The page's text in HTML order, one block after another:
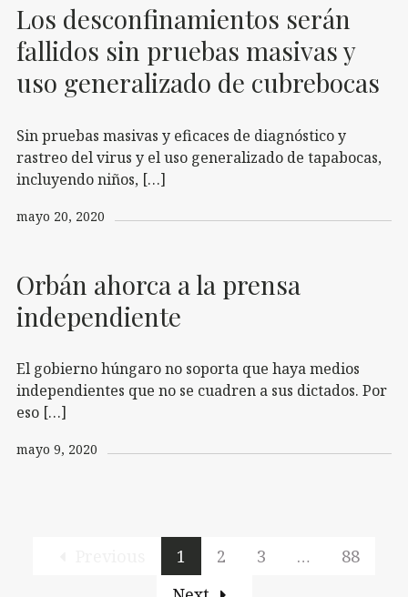
Los desconfinamientos serán
fallidos sin pruebas masivas y
uso generalizado de cubrebocas
Sin pruebas masivas y eficaces de diagnóstico y
rastreo del virus y el uso generalizado de tapabocas,
incluyendo niños, […]
mayo 20, 2020
Orbán ahorca a la prensa
independiente
El gobierno húngaro no soporta que haya medios
independientes que no se cuadren a sus dictados. Por
eso […]
mayo 9, 2020
1 2 3 …
88